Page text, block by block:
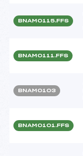
BNAM0115.FFS
BNAM0111.FFS
BNAM0103
BNAM0101.FFS